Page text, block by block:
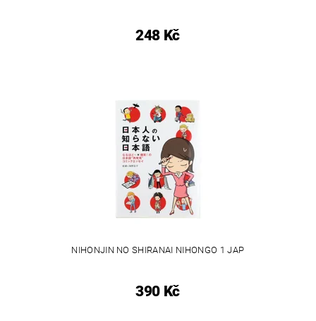
248 Kč
NIHONJIN NO SHIRANAI NIHONGO 1 JAP
390 Kč